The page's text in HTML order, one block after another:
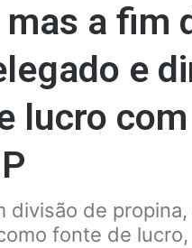
mas a fim
e
lucro
divisão de
fonte de